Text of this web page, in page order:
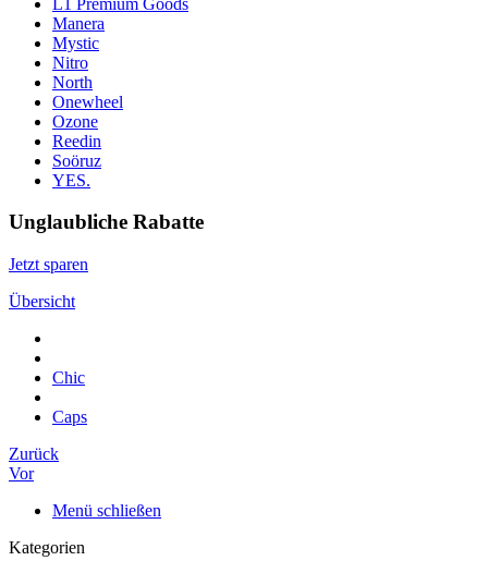
Manera
Mystic
Nitro
North
Onewheel
Ozone
Reedin
Soöruz
YES.
Unglaubliche Rabatte
Jetzt sparen
Übersicht
Chic
Caps
Zurück
Vor
Menü schließen
Kategorien